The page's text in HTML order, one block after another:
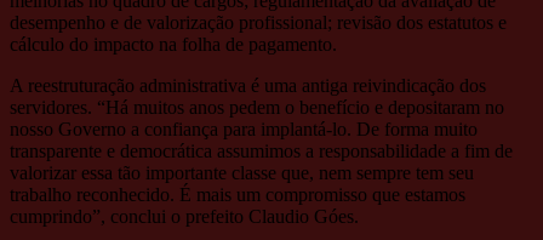
desempenho e de valorização profissional; revisão dos estatutos e
cálculo do impacto na folha de pagamento.
A reestruturação administrativa é uma antiga reivindicação dos
servidores. “Há muitos anos pedem o benefício e depositaram no
nosso Governo a confiança para implantá-lo. De forma muito
transparente e democrática assumimos a responsabilidade a fim de
valorizar essa tão importante classe que, nem sempre tem seu
trabalho reconhecido. É mais um compromisso que estamos
cumprindo”, conclui o prefeito Claudio Góes.